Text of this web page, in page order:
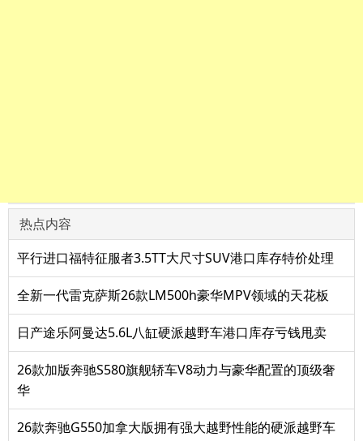
热点内容
平行进口福特征服者3.5TT大尺寸SUV港口库存特价处理
全新一代雷克萨斯26款LM500h豪华MPV领域的天花板
日产途乐阿曼达5.6L八缸硬派越野车港口库存亏钱甩卖
26款加版奔驰S580旗舰轿车V8动力与豪华配置的顶级奢
华
26款奔驰G550加拿大版拥有强大越野性能的硬派越野车